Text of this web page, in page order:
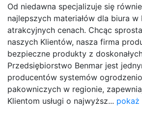
Od niedawna specjalizuje się
najlepszych materiałów dla biura w
atrakcyjnych cenach. Chcąc
naszych Klientów, nasza firma
bezpieczne produkty z
Przedsiębiorstwo Benmar jest
producentów systemów
pakowniczych w regionie,
Klientom usługi o najwyższ... pokaż